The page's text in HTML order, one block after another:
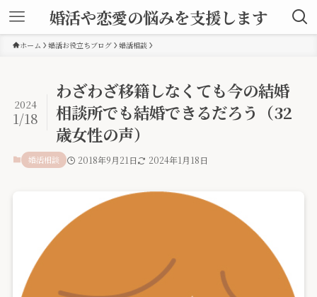
婚活や恋愛の悩みを支援します
ホーム 婚活お役立ちブログ 婚活相談
わざわざ移籍しなくても今の結婚
相談所でも結婚できるだろう（32
歳女性の声）
2024
1/18
婚活相談 2018年9月21日 2024年1月18日